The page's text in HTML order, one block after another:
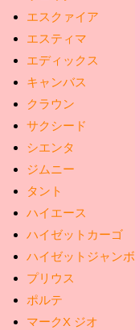
エスクァイア
エスティマ
エディックス
キャンバス
クラウン
サクシード
シエンタ
ジムニー
タント
ハイエース
ハイゼットカーゴ
ハイゼットジャンボ
プリウス
ポルテ
マークX ジオ